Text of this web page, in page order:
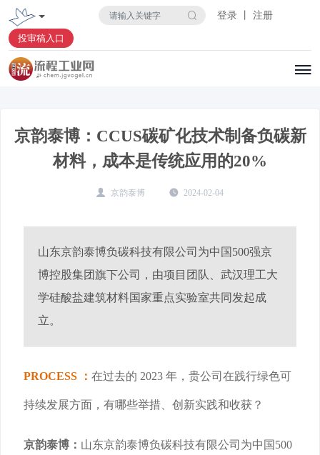
登录 丨 注册
投审稿入口
京韵泰博：CCUS碳矿化技术制备负碳新
材料，成本是传统应用的20%
京韵泰博 2024-02-04
山东京韵泰博负碳科技有限公司为中国500强京
博控股集团旗下公司，由项目团队、武汉理工大
学硅酸盐建筑材料国家重点实验室共同发起成
立。
PROCESS ： 在过去的 2023 年，贵公司在践行绿色可
持续发展方面，有哪些举措、创新实践和收获？
京韵泰博： 山东京韵泰博负碳科技有限公司为中国500